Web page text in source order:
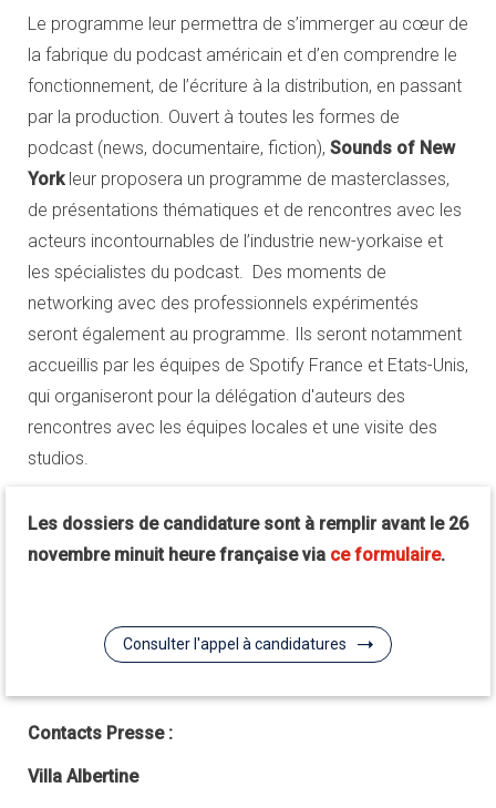
Le programme leur permettra de s’immerger au cœur de
la fabrique du podcast américain et d’en comprendre le
fonctionnement, de l’écriture à la distribution, en passant
par la production. Ouvert à toutes les formes de
podcast (news, documentaire, fiction), Sounds of New
Yorkleur proposera un programme de masterclasses,
de présentations thématiques et de rencontres avec les
acteurs incontournables de l’industrie new-yorkaise et
les spécialistes du podcast. Des moments de
networking avec des professionnels expérimentés
seront également au programme. Ils seront notamment
accueillis par les équipes de Spotify France et Etats-Unis,
qui organiseront pour la délégation d'auteurs des
rencontres avec les équipes locales et une visite des
studios.
Les dossiers de candidature sont à remplir avant le 26
novembre minuit heure française via ce formulaire.
Consulter l'appel à candidatures
Contacts Presse :
Villa Albertine